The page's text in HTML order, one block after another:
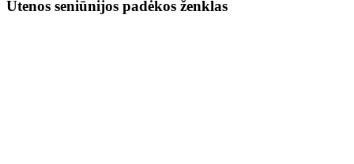
Utenos seniūnijos padėkos ženklas